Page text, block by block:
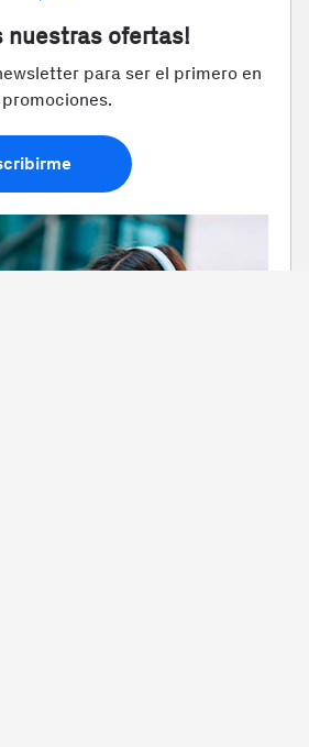
nuestras ofertas!
para ser el primero en